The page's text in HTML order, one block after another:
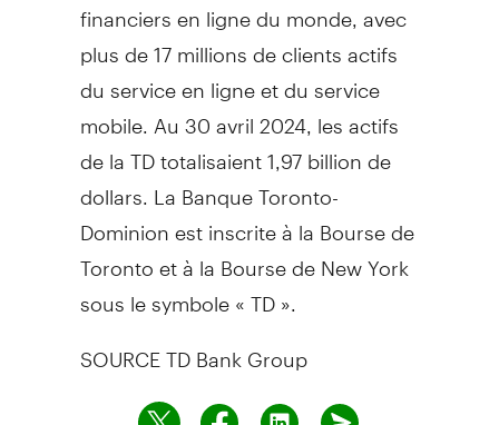
financiers en ligne du monde, avec
plus de 17 millions de clients actifs
du service en ligne et du service
mobile. Au 30 avril 2024, les actifs
de la TD totalisaient 1,97 billion de
dollars. La Banque Toronto-
Dominion est inscrite à la Bourse de
Torontoet à la Bourse de New York
sous le symbole « TD ».
SOURCE TD Bank Group